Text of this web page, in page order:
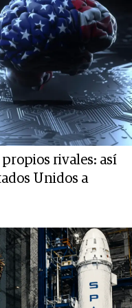
rivales: así
Unidos a